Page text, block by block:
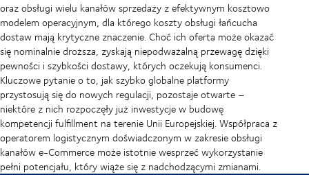
oraz obsługi wielu kanałów sprzedaży z efektywnym kosztowo
modelem operacyjnym, dla którego koszty obsługi łańcucha
dostaw mają krytyczne znaczenie. Choć ich oferta może okazać
się nominalnie droższa, zyskają niepodważalną przewagę dzięki
pewności i szybkości dostawy, których oczekują konsumenci.
Kluczowe pytanie o to, jak szybko globalne platformy
przystosują się do nowych regulacji, pozostaje otwarte –
niektóre z nich rozpoczęły już inwestycje w budowę
kompetencji fulfillment na terenie Unii Europejskiej. Współpraca z
operatorem logistycznym doświadczonym w zakresie obsługi
kanałów e-Commerce może istotnie wesprzeć wykorzystanie
pełni potencjału, który wiąże się z nadchodzącymi zmianami.